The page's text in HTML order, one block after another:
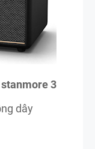
3
dây